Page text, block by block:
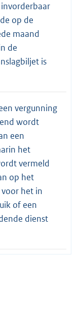
invorderbaar
op de
maand
de
is
vergunning
wordt
een
het
vermeld
op het
het in
of een
dienst